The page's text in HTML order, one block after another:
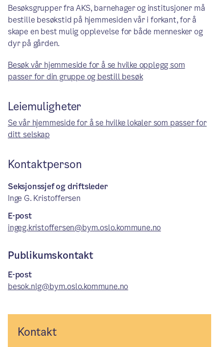
Besøksgrupper fra AKS, barnehager og institusjoner må
bestille besøkstid på hjemmesiden vår i forkant, for å
skape en best mulig opplevelse for både mennesker og
dyr på gården.
Besøk vår hjemmeside for å se hvilke opplegg som
passer for din gruppe og bestill besøk
Leiemuligheter
Se vår hjemmeside for å se hvilke lokaler som passer for
ditt selskap
Kontaktperson
Seksjonssjef og driftsleder
Inge G. Kristoffersen
E-post
ingeg.kristoffersen@bym.oslo.kommune.no
Publikumskontakt
E-post
besok.nlg@bym.oslo.kommune.no
Kontakt